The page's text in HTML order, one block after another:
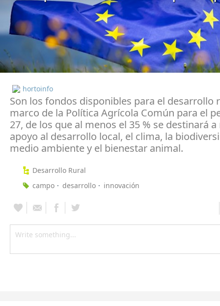
hortoinfo
Son los fondos disponibles para el desarrollo
marco de la Política Agrícola Común para el
27, de los que al menos el 35 % se destinará
apoyo al desarrollo local, el clima, la
medio ambiente y el bienestar animal.
Desarrollo Rural
campo
desarrollo innovación